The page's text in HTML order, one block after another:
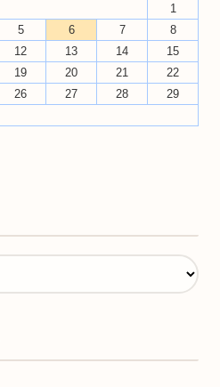
1
5 6 7
8
12 13 14
15
19 20 21
22
26 27 28
29